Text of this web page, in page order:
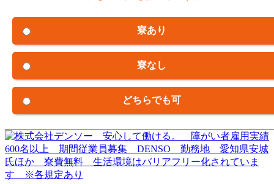
寮あり
寮なし
どちらでも可